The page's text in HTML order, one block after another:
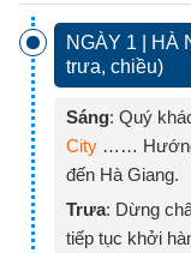
NGÀY 1 | HÀ
trưa, chiều)
Sáng: Quý
City …… Hướng
đến Hà Giang.
Trưa: Dừng
tiếp tục khởi